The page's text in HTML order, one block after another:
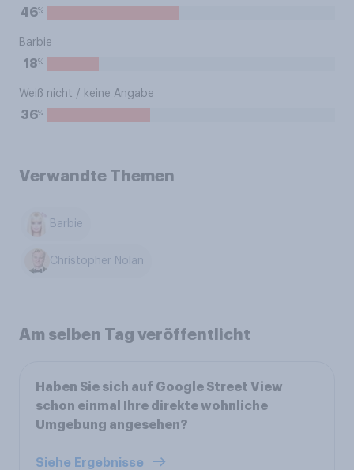
46%
Barbie
18%
Weiß nicht / keine Angabe
36%
Verwandte Themen
Barbie
Christopher Nolan
Am selben Tag veröffentlicht
Haben Sie sich auf Google Street View
schon einmal Ihre direkte wohnliche
Umgebung angesehen?
Siehe Ergebnisse